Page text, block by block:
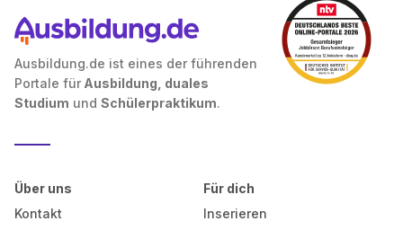
Ausbildung.de ist eines der führenden
Portale für Ausbildung, duales
Studium und Schülerpraktikum.
Über uns
Kontakt
Für dich
Inserieren